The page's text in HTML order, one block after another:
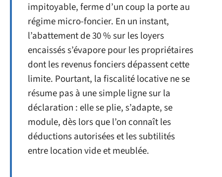
impitoyable, ferme d’un coup la porte au
régime micro-foncier. En un instant,
l’abattement de 30 % sur les loyers
encaissés s’évapore pour les propriétaires
dont les revenus fonciers dépassent cette
limite. Pourtant, la fiscalité locative ne se
résume pas à une simple ligne sur la
déclaration : elle se plie, s’adapte, se
module, dès lors que l’on connaît les
déductions autorisées et les subtilités
entre location vide et meublée.